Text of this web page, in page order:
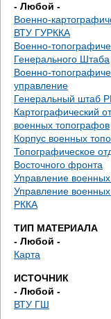
ы
з
д
е
с
ь
- Любой -
Военно-
ВТУ ГУРККА
Военно-
Генерального Штаба
Военно-
управление
Генеральный штаб
Картографический
военных топографов
Корпус военных
Топографическое
Восточного фронта
Управление
Управление
РККА
ТИП МАТЕРИАЛА
- Любой -
Карта
ИСТОЧНИК
- Любой -
ВТУ ГШ